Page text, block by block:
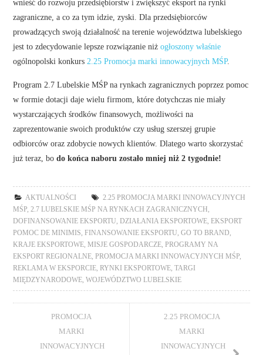
wnieść do rozwoju przedsiębiorstw i zwiększyć eksport na rynki
zagraniczne, a co za tym idzie, zyski. Dla przedsiębiorców
prowadzących swoją działalność na terenie województwa lubelskiego
jest to zdecydowanie lepsze rozwiązanie niżogłoszony właśnie
ogólnopolski konkurs 2.25 Promocja marki innowacyjnych MŚP.
Program 2.7 Lubelskie MŚP na rynkach zagranicznych poprzez pomoc
w formie dotacji daje wielu firmom, które dotychczas nie miały
wystarczających środków finansowych, możliwości na
zaprezentowanie swoich produktów czy usług szerszej grupie
odbiorców oraz zdobycie nowych klientów. Dlatego warto skorzystać
już teraz, bodo końca naboru zostało mniej niż 2 tygodnie!
AKTUALNOŚCI
2.25 PROMOCJA MARKI INNOWACYJNYCH
MŚP 2.7 LUBELSKIE MŚP NA RYNKACH ZAGRANICZNYCH
DOFINANSOWANIE EKSPORTU ,DZIAŁANIA EKSPORTOWE ,EKSPORT
POMOC DE MINIMIS ,FINANSOWANIE EKSPORTU ,GO TO BRAND
KRAJE EKSPORTOWE ,MISJE GOSPODARCZE ,PROGRAMY NA
EKSPORT REGIONALNE ,PROMOCJA MARKI INNOWACYJNYCH MŚP
REKLAMA W EKSPORCIE ,RYNKI EKSPORTOWE ,TARGI
MIĘDZYNARODOWE ,WOJEWÓDZTWO LUBELSKIE
PROMOCJA
MARKI
INNOWACYJNYCH
2.25 PROMOCJA
MARKI
INNOWACYJNYCH